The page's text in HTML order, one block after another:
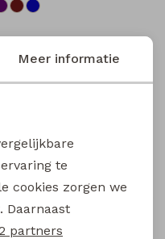
City Life
Life
19,99
Meer informatie
te
cookies zorgen we
Daarnaast
partners